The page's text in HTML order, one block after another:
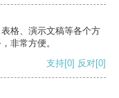
格、演示文稿等各个方
非常方便。
支持[0] 反对[0]